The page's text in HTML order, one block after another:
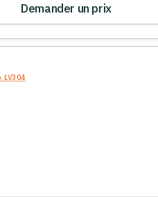
Demander un prix
LV304